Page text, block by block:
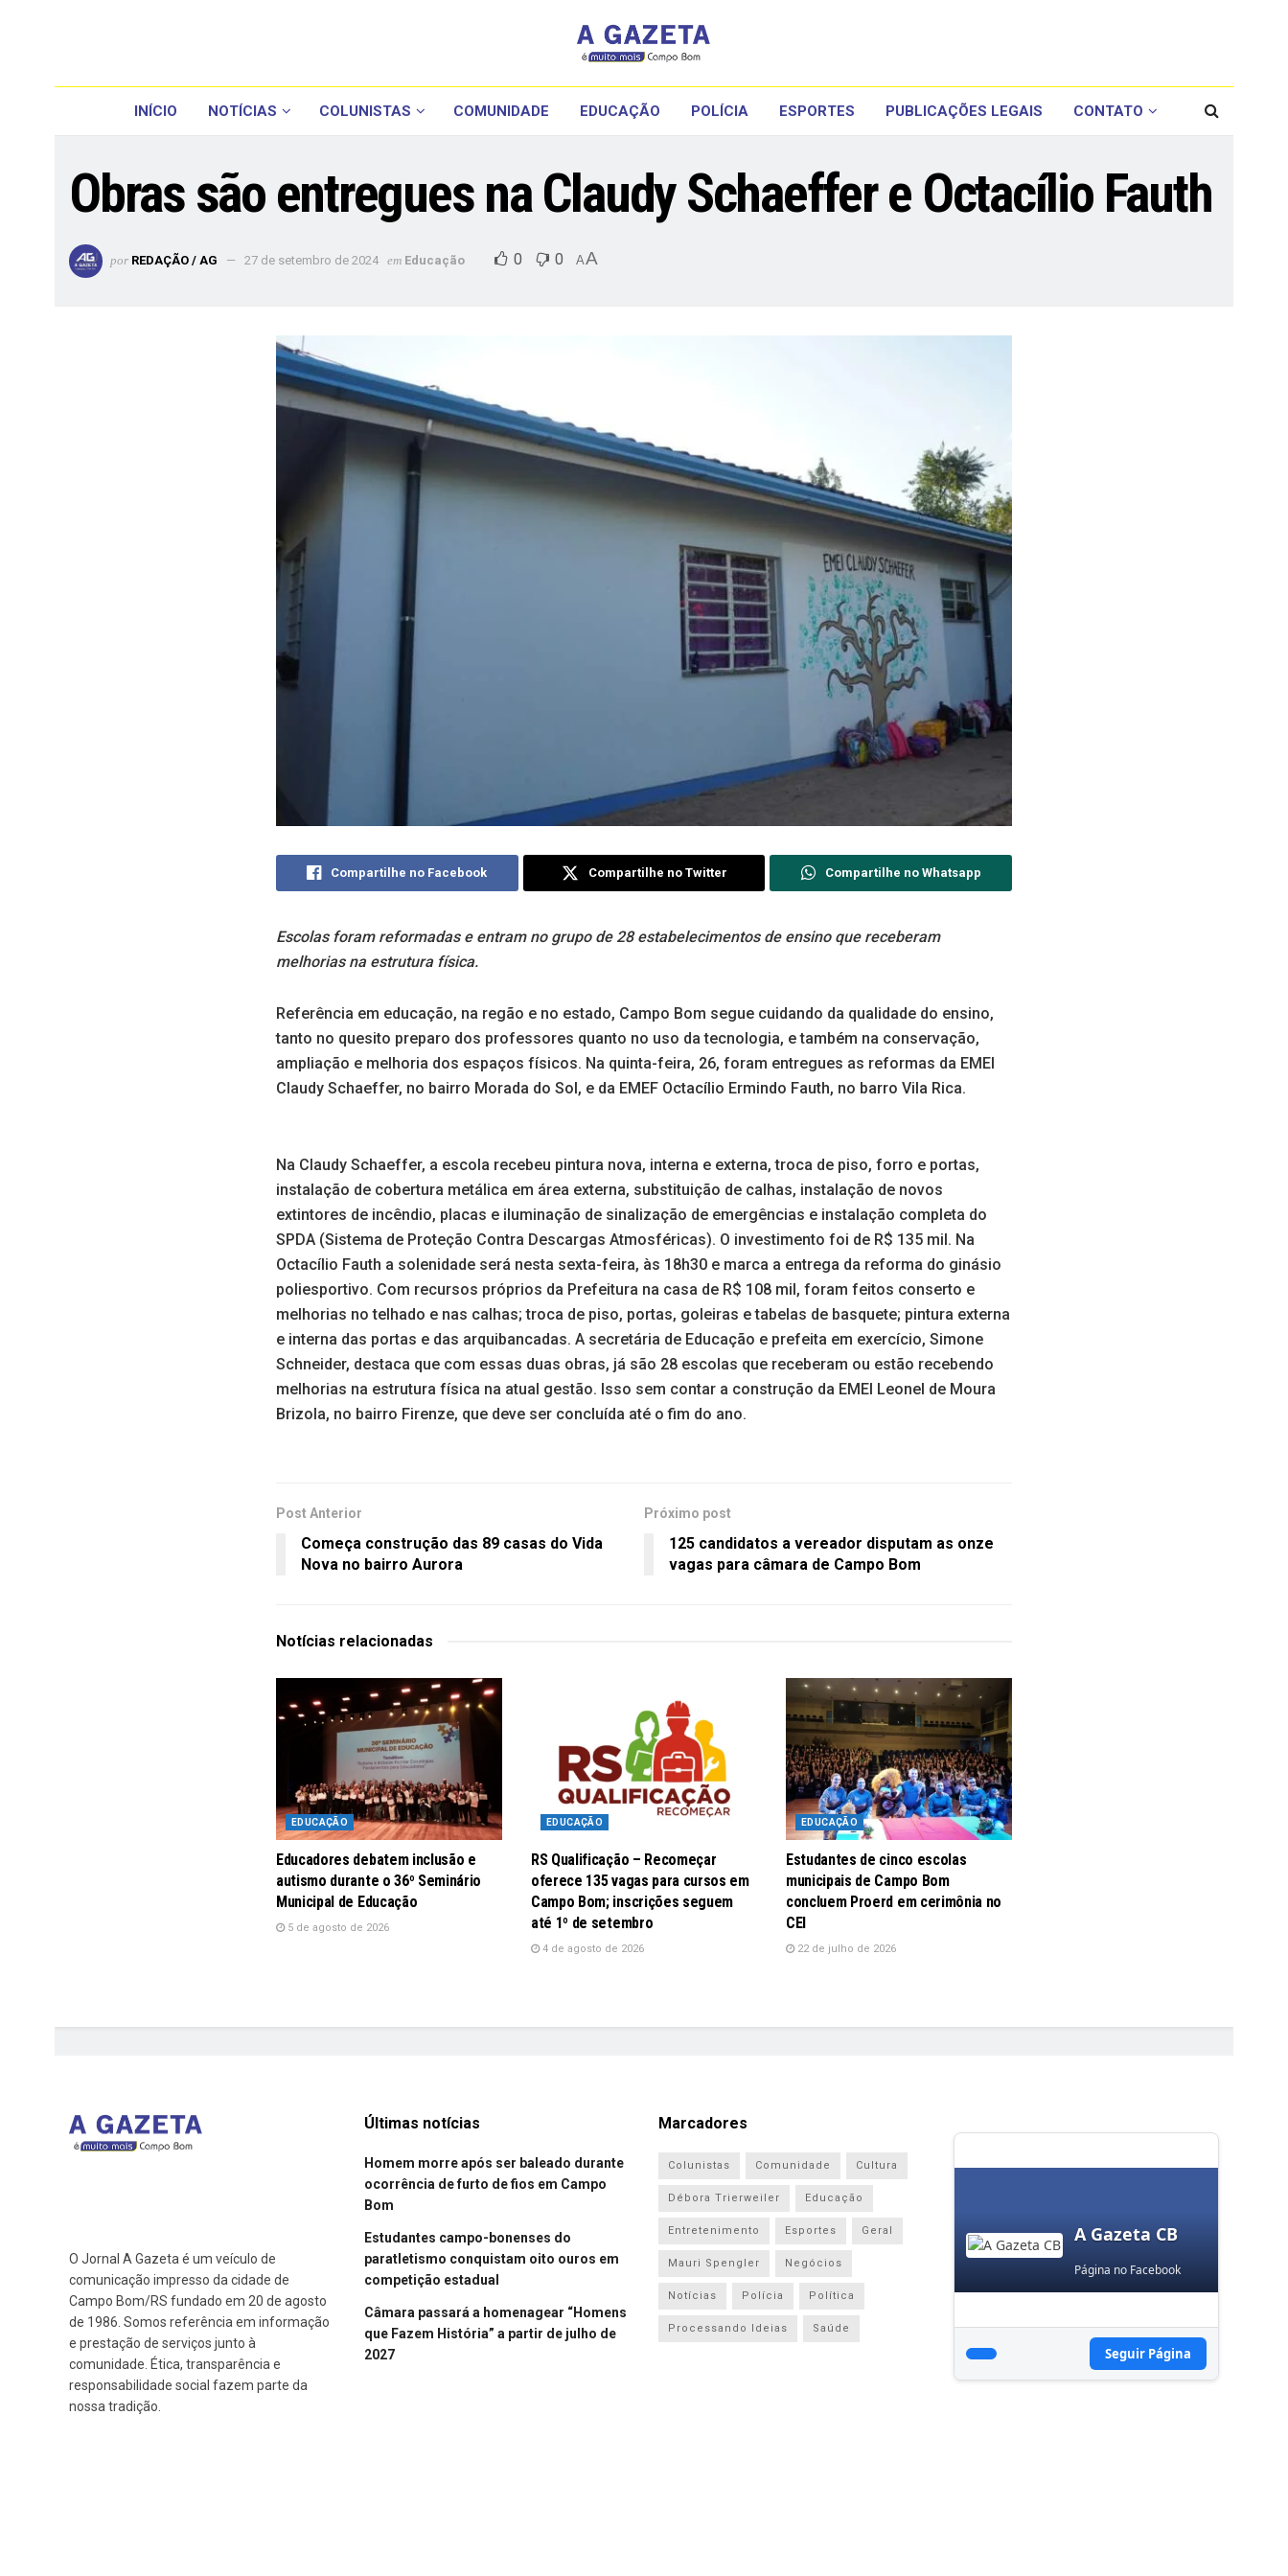
INÍCIO NOTÍCIAS COLUNISTAS COMUNIDADE EDUCAÇÃO POLÍCIA ESPORTES PUBLICAÇÕES LEGAIS CONTATO
Obras são entregues na Claudy Schaeffer e Octacílio Fauth
por REDAÇÃO / AG 27 de setembro de 2024 em Educação 0 0 AA
Compartilhe no Facebook Compartilhe no Twitter Compartilhe no Whatsapp
Escolas foram reformadas e entram no grupo de 28 estabelecimentos de ensino que receberam
melhorias na estrutura física.
Referência em educação, na regão e no estado, Campo Bom segue cuidando da qualidade do ensino,
tanto no quesito preparo dos professores quanto no uso da tecnologia, e também na conservação,
ampliação e melhoria dos espaços físicos. Na quinta-feira, 26, foram entregues as reformas da EMEI
Claudy Schaeffer, no bairro Morada do Sol, e da EMEF Octacílio Ermindo Fauth, no barro Vila Rica.
Na Claudy Schaeffer, a escola recebeu pintura nova, interna e externa, troca de piso, forro e portas,
instalação de cobertura metálica em área externa, substituição de calhas, instalação de novos
extintores de incêndio, placas e iluminação de sinalização de emergências e instalação completa do
SPDA (Sistema de Proteção Contra Descargas Atmosféricas). O investimento foi de R$ 135 mil. Na
Octacílio Fauth a solenidade será nesta sexta-feira, às 18h30 e marca a entrega da reforma do ginásio
poliesportivo. Com recursos próprios da Prefeitura na casa de R$ 108 mil, foram feitos conserto e
melhorias no telhado e nas calhas; troca de piso, portas, goleiras e tabelas de basquete; pintura externa
e interna das portas e das arquibancadas. A secretária de Educação e prefeita em exercício, Simone
Schneider, destaca que com essas duas obras, já são 28 escolas que receberam ou estão recebendo
melhorias na estrutura física na atual gestão. Isso sem contar a construção da EMEI Leonel de Moura
Brizola, no bairro Firenze, que deve ser concluída até o fim do ano.
Post Anterior
Começa construção das 89 casas do Vida
Nova no bairro Aurora
Próximo post
125 candidatos a vereador disputam as onze
vagas para câmara de Campo Bom
Notícias relacionadas
EDUCAÇÃO
Educadores debatem inclusão e
autismo durante o 36º Seminário
Municipal de Educação
5 de agosto de 2026
EDUCAÇÃO
RS Qualificação – Recomeçar
oferece 135 vagas para cursos em
Campo Bom; inscrições seguem
até 1º de setembro
4 de agosto de 2026
EDUCAÇÃO
Estudantes de cinco escolas
municipais de Campo Bom
concluem Proerd em cerimônia no
CEI
22 de julho de 2026
O Jornal A Gazeta é um veículo de
comunicação impresso da cidade de
Campo Bom/RS fundado em 20 de agosto
de 1986. Somos referência em informação
e prestação de serviços junto à
comunidade. Ética, transparência e
responsabilidade social fazem parte da
nossa tradição.
Últimas notícias
Homem morre após ser baleado durante
ocorrência de furto de fios em Campo
Bom
Estudantes campo-bonenses do
paratletismo conquistam oito ouros em
competição estadual
Câmara passará a homenagear “Homens
que Fazem História” a partir de julho de
2027
Marcadores
Colunistas Comunidade Cultura
Débora Trierweiler Educação
Entretenimento Esportes Geral
Mauri Spengler Negócios
Notícias Polícia Política
Processando Ideias Saúde
A Gazeta CB
Página no Facebook
Seguir Página